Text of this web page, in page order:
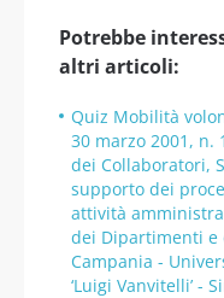
Potrebbe
altri articoli:
Quiz Mobilità
30 marzo 2001, n.
dei Collaboratori,
supporto dei
attività
dei Dipartimenti e
Campania -
‘Luigi Vanvitelli’ -